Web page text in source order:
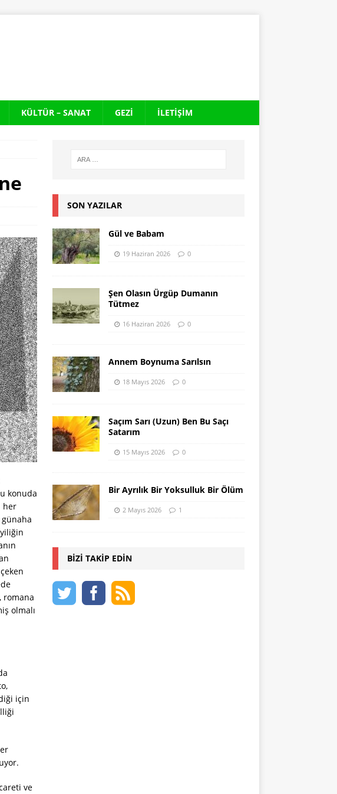
KÜLTÜR – SANAT GEZI İLETIŞIM
konuda
her
romana
olmalı
için
ve
SON YAZILAR
Gül ve Babam
19 Haziran 2026 0
Şen Olasın Ürgüp Dumanın
Tütmez
16 Haziran 2026 0
Annem Boynuma Sarılsın
18 Mayıs 2026 0
Saçım Sarı (Uzun) Ben Bu Saçı
Satarım
15 Mayıs 2026 0
Bir Ayrılık Bir Yoksulluk Bir Ölüm
2 Mayıs 2026 1
BIZI TAKIP EDIN